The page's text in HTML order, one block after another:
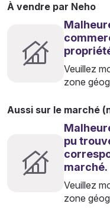
À vendre par Neho
Veuillez
zone
Aussi sur le marché
pu
marché.
Veuillez
zone